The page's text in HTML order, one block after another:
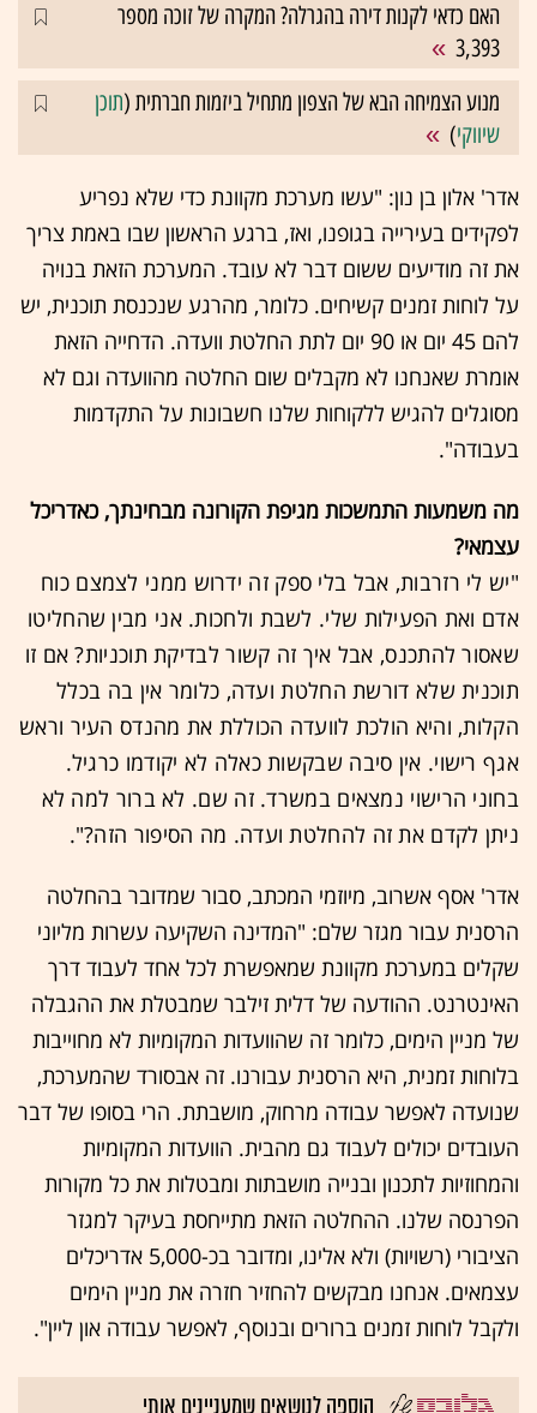
האם כדאי לקנות דירה בהגרלה? המקרה של זוכה מספר
3,393
מנוע הצמיחה הבא של הצפון מתחיל ביזמות חברתית (תוכן
שיווקי)
אדר' אלון בן נון: "עשו מערכת מקוונת כדי שלא נפריע
לפקידים בעירייה בגופנו, ואז, ברגע הראשון שבו באמת צריך
את זה מודיעים ששום דבר לא עובד. המערכת הזאת בנויה
על לוחות זמנים קשיחים. כלומר, מהרגע שנכנסת תוכנית, יש
להם 45 יום או 90 יום לתת החלטת וועדה. הדחייה הזאת
אומרת שאנחנו לא מקבלים שום החלטה מהוועדה וגם לא
מסוגלים להגיש ללקוחות שלנו חשבונות על התקדמות
בעבודה".
מה משמעות התמשכות מגיפת הקורונה מבחינתך, כאדריכל
עצמאי?
"יש לי רזרבות, אבל בלי ספק זה ידרוש ממני לצמצם כוח
אדם ואת הפעילות שלי. לשבת ולחכות. אני מבין שהחליטו
שאסור להתכנס, אבל איך זה קשור לבדיקת תוכניות? אם זו
תוכנית שלא דורשת החלטת ועדה, כלומר אין בה בכלל
הקלות, והיא הולכת לוועדה הכוללת את מהנדס העיר וראש
אגף רישוי. אין סיבה שבקשות כאלה לא יקודמו כרגיל.
בחוני הרישוי נמצאים במשרד. זה שם. לא ברור למה לא
ניתן לקדם את זה להחלטת ועדה. מה הסיפור הזה?".
אדר' אסף אשרוב, מיוזמי המכתב, סבור שמדובר בהחלטה
הרסנית עבור מגזר שלם: "המדינה השקיעה עשרות מליוני
שקלים במערכת מקוונת שמאפשרת לכל אחד לעבוד דרך
האינטרנט. ההודעה של דלית זילבר שמבטלת את ההגבלה
של מניין הימים, כלומר זה שהוועדות המקומיות לא מחוייבות
בלוחות זמנית, היא הרסנית עבורנו. זה אבסורד שהמערכת,
שנועדה לאפשר עבודה מרחוק, מושבתת. הרי בסופו של דבר
העובדים יכולים לעבוד גם מהבית. הוועדות המקומיות
והמחוזיות לתכנון ובנייה מושבתות ומבטלות את כל מקורות
הפרנסה שלנו. ההחלטה הזאת מתייחסת בעיקר למגזר
הציבורי (רשויות) ולא אלינו, ומדובר בכ-5,000 אדריכלים
עצמאים. אנחנו מבקשים להחזיר חזרה את מניין הימים
ולקבל לוחות זמנים ברורים ובנוסף, לאפשר עבודה און ליין".